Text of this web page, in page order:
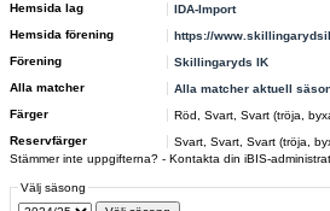
Hemsida lag
IDA-Import
Hemsida förening
https://
Förening
Skillingaryds IK
Alla matcher
Alla matcher aktuell
Färger
Röd, Svart, Svart (tröja,
Reservfärger
Svart, Svart, Svart (tröja,
Stämmer inte uppgifterna? - Kontakta din iBIS-
Välj säsong